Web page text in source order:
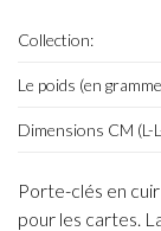
Collection:
Le poids (en
Dimensions CM (L-
Porte-clés en
pour les cartes.